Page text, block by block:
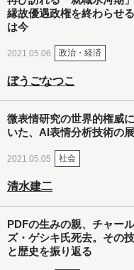
縁故優遇政権を終わらせ
は今
2021.05.06 政治・経済
ぼうごなつこ
微表情研究の世界的権威
いた、AI表情分析技術の
2021.05.05 社会
清水建二
PDFの生みの親、チャール
ズ・ゲシキ氏死去。その
と歴史を振り返る